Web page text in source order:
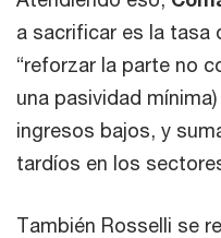
a sacrificar es la tasa
“reforzar la parte no
una pasividad
ingresos bajos, y
tardíos en los
También Rosselli se